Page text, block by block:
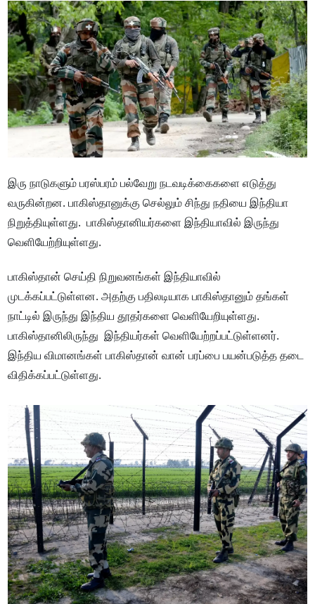
இரு நாடுகளும் பரஸ்பரம் பல்வேறு நடவடிக்கைகளை எடுத்து
வருகின்றன. பாகிஸ்தானுக்கு செல்லும் சிந்து நதியை இந்தியா
நிறுத்தியுள்ளது. பாகிஸ்தானியர்களை இந்தியாவில் இருந்து
வெளியேற்றியுள்ளது.
பாகிஸ்தான் செய்தி நிறுவனங்கள் இந்தியாவில்
முடக்கப்பட்டுள்ளன. அதற்கு பதிலடியாக பாகிஸ்தானும் தங்கள்
நாட்டில் இருந்து இந்திய தூதர்களை வெளியேறியுள்ளது.
பாகிஸ்தானிலிருந்து இந்தியர்கள் வெளியேற்றப்பட்டுள்ளனர்.
இந்திய விமானங்கள் பாகிஸ்தான் வான் பரப்பை பயன்படுத்த தடை
விதிக்கப்பட்டுள்ளது.